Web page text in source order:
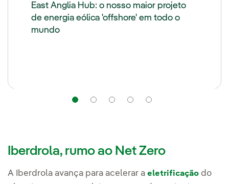
East Anglia Hub: o nosso maior projeto
de energia eólica 'offshore' em todo o
mundo
NavegaçãoNavegaçãoNavegação
Iberdrola, rumo ao Net Zero
A Iberdrola avança para acelerar a eletrificação do